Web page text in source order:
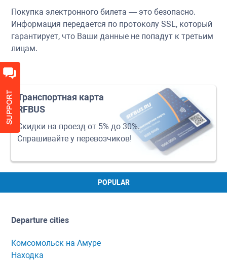
Покупка электронного билета — это безопасно.
Информация передается по протоколу SSL, который
гарантирует, что Ваши данные не попадут к третьим
лицам.
Транспортная карта
RFBUS
Скидки на проезд от 5% до 30%.
Спрашивайте у перевозчиков!
POPULAR
Departure cities
Комсомольск-на-Амуре
Находка